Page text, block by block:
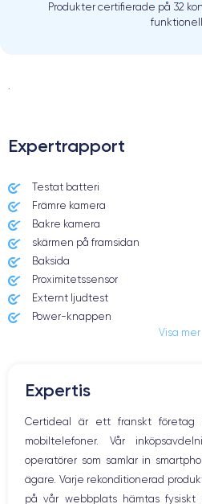
Produkter certifierade på 32
.
Expertrapport
Testat batteri
Främre kamera
Bakre kamera
skärmen på framsidan
Baksida
Proximitetssensor
Externt ljudtest
Power-knappen
Högtalare
Hem-knappen
Bluetooth
WiFi
Nätverk
Vibration
Visa mer
Expertis
Certideal är ett franskt företag
mobiltelefoner. Vår
operatörer som samlar in
ägare. Varje rekonditionerad
på vår webbplats hämtas